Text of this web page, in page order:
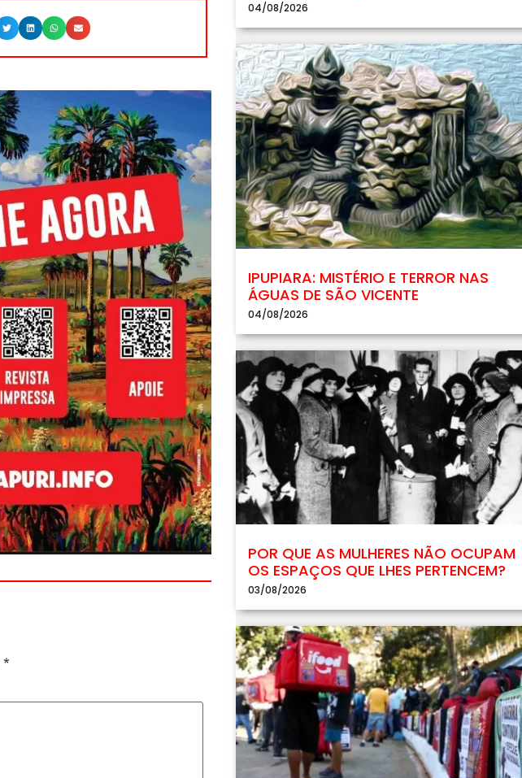
*
04/08/2026
IPUPIARA: MISTÉRIO E TERROR NAS
ÁGUAS DE SÃO VICENTE
04/08/2026
POR QUE AS MULHERES NÃO OCUPAM
OS ESPAÇOS QUE LHES PERTENCEM?
03/08/2026